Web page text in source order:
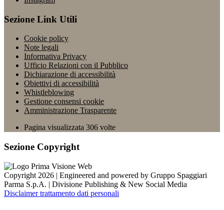
Sezione Link Utili
Cookie policy
Note legali
Informativa Privacy
Ufficio Relazioni con il Pubblico
Dichiarazione di accessibilità
Obiettivi di accessibilità
Whistleblowing
Gestione consensi cookie
Amministrazione Trasparente
Pagina visualizzata 306 volte
Sezione Copyright
Copyright 2026 | Engineered and powered by Gruppo Spaggiari
Parma S.p.A. | Divisione Publishing & New Social Media
Disclaimer trattamento dati personali